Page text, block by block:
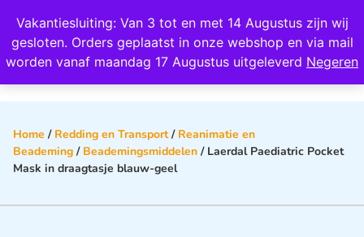
Vakantiesluiting: Van 3 tot en met 14 Augustus zijn wij
gesloten. Orders geplaatst in onze webshop en via mail
worden vanaf maandag 17 Augustus uitgeleverd Negeren
Wij scoren een 4,8 op Google
Home / Redding en Transport/ Reanimatie en
Beademing / Beademingsmiddelen / Laerdal Paediatric Pocket
Mask in draagtasje blauw-geel